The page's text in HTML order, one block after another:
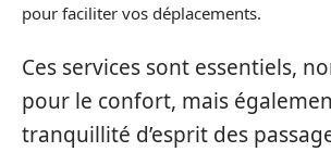
pour faciliter vos déplacements.
Ces services sont essentiels,
pour le confort, mais
tranquillité d’esprit des